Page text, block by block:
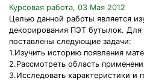
Курсовая работа, 03 Мая 2012
Целью данной работы является
декорирования ПЭТ бутылок.
поставлены следующие задачи:
1.Изучить историю появления
2.Рассмотреть область
3.Исследовать характеристики и